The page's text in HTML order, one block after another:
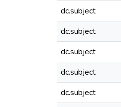
dc.subject
dc.subject
dc.subject
dc.subject
dc.subject